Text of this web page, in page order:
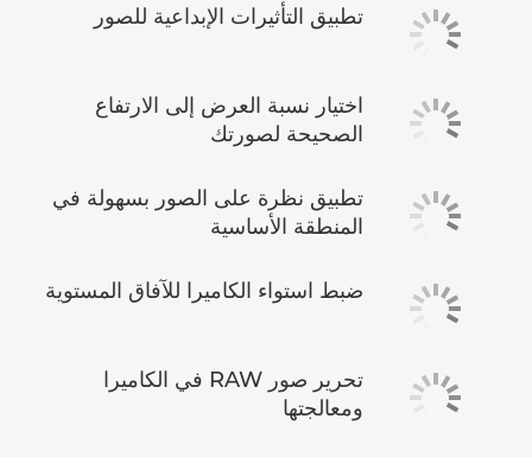
تطبيق التأثيرات الإبداعية للصور
اختيار نسبة العرض إلى الارتفاع
الصحيحة لصورتك
تطبيق نظرة على الصور بسهولة في
المنطقة الأساسية
ضبط استواء الكاميرا للآفاق المستوية
تحرير صور RAW في الكاميرا
ومعالجتها